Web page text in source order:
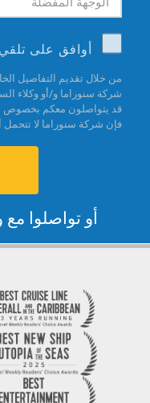
أوافق على
من خلال تقديم التفاصيل
شركة سنوراما و/أو وكلاء
قد يتواصلون معكم بخصوص
فإن شركة سنوراما لا
أو تواصلوا